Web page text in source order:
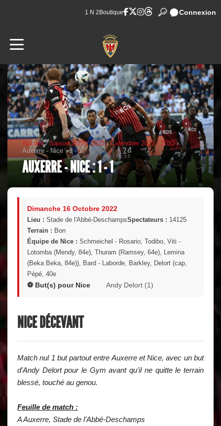
1 N 2 Boutique Connexion
Accueil›Saison 2022 / 2023›Calendrier 2022 / 2023›
Auxerre - Nice : 1 - 1
AUXERRE - NICE : 1 - 1
Dimanche 16 Octobre 2022
Lieu : Stade de l'Abbé-DeschampsSpectateurs : 14125
Terrain : Bon
Équipe de Nice : Schmeichel - Rosario, Todibo, Viti -
Lotomba (Mendy, 84e), Thuram (Ramsey, 64e), Lemina
(Beka Beka, 84e)), Bard - Laborde, Barkley, Delort (cap,
Pépé, 40e
⚽ But(s) pour Nice Andy Delort (1)
NICE DÉCEVANT
Match nul 1 but partout entre Auxerre et Nice, avec un but
d'Andy Delort pour le Gym avant qu'il ne quitte le terrain
blessé, touché au genou.
Feuille de match :
A Auxerre, Stade de l'Abbé-Deschamps